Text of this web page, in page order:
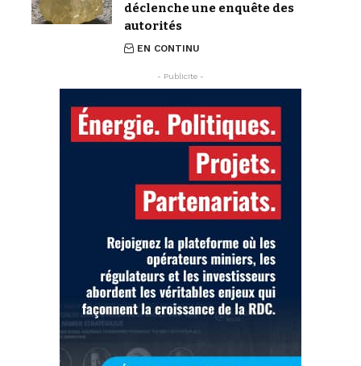
déclenche une enquête des
autorités
EN CONTINU
- Publicite -